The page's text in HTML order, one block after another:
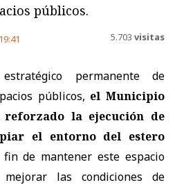
públicos.
19:41 5.703 visitas
permanente de
públicos, el Municipio
la ejecución de
el entorno del estero
de mantener este espacio
las condiciones de